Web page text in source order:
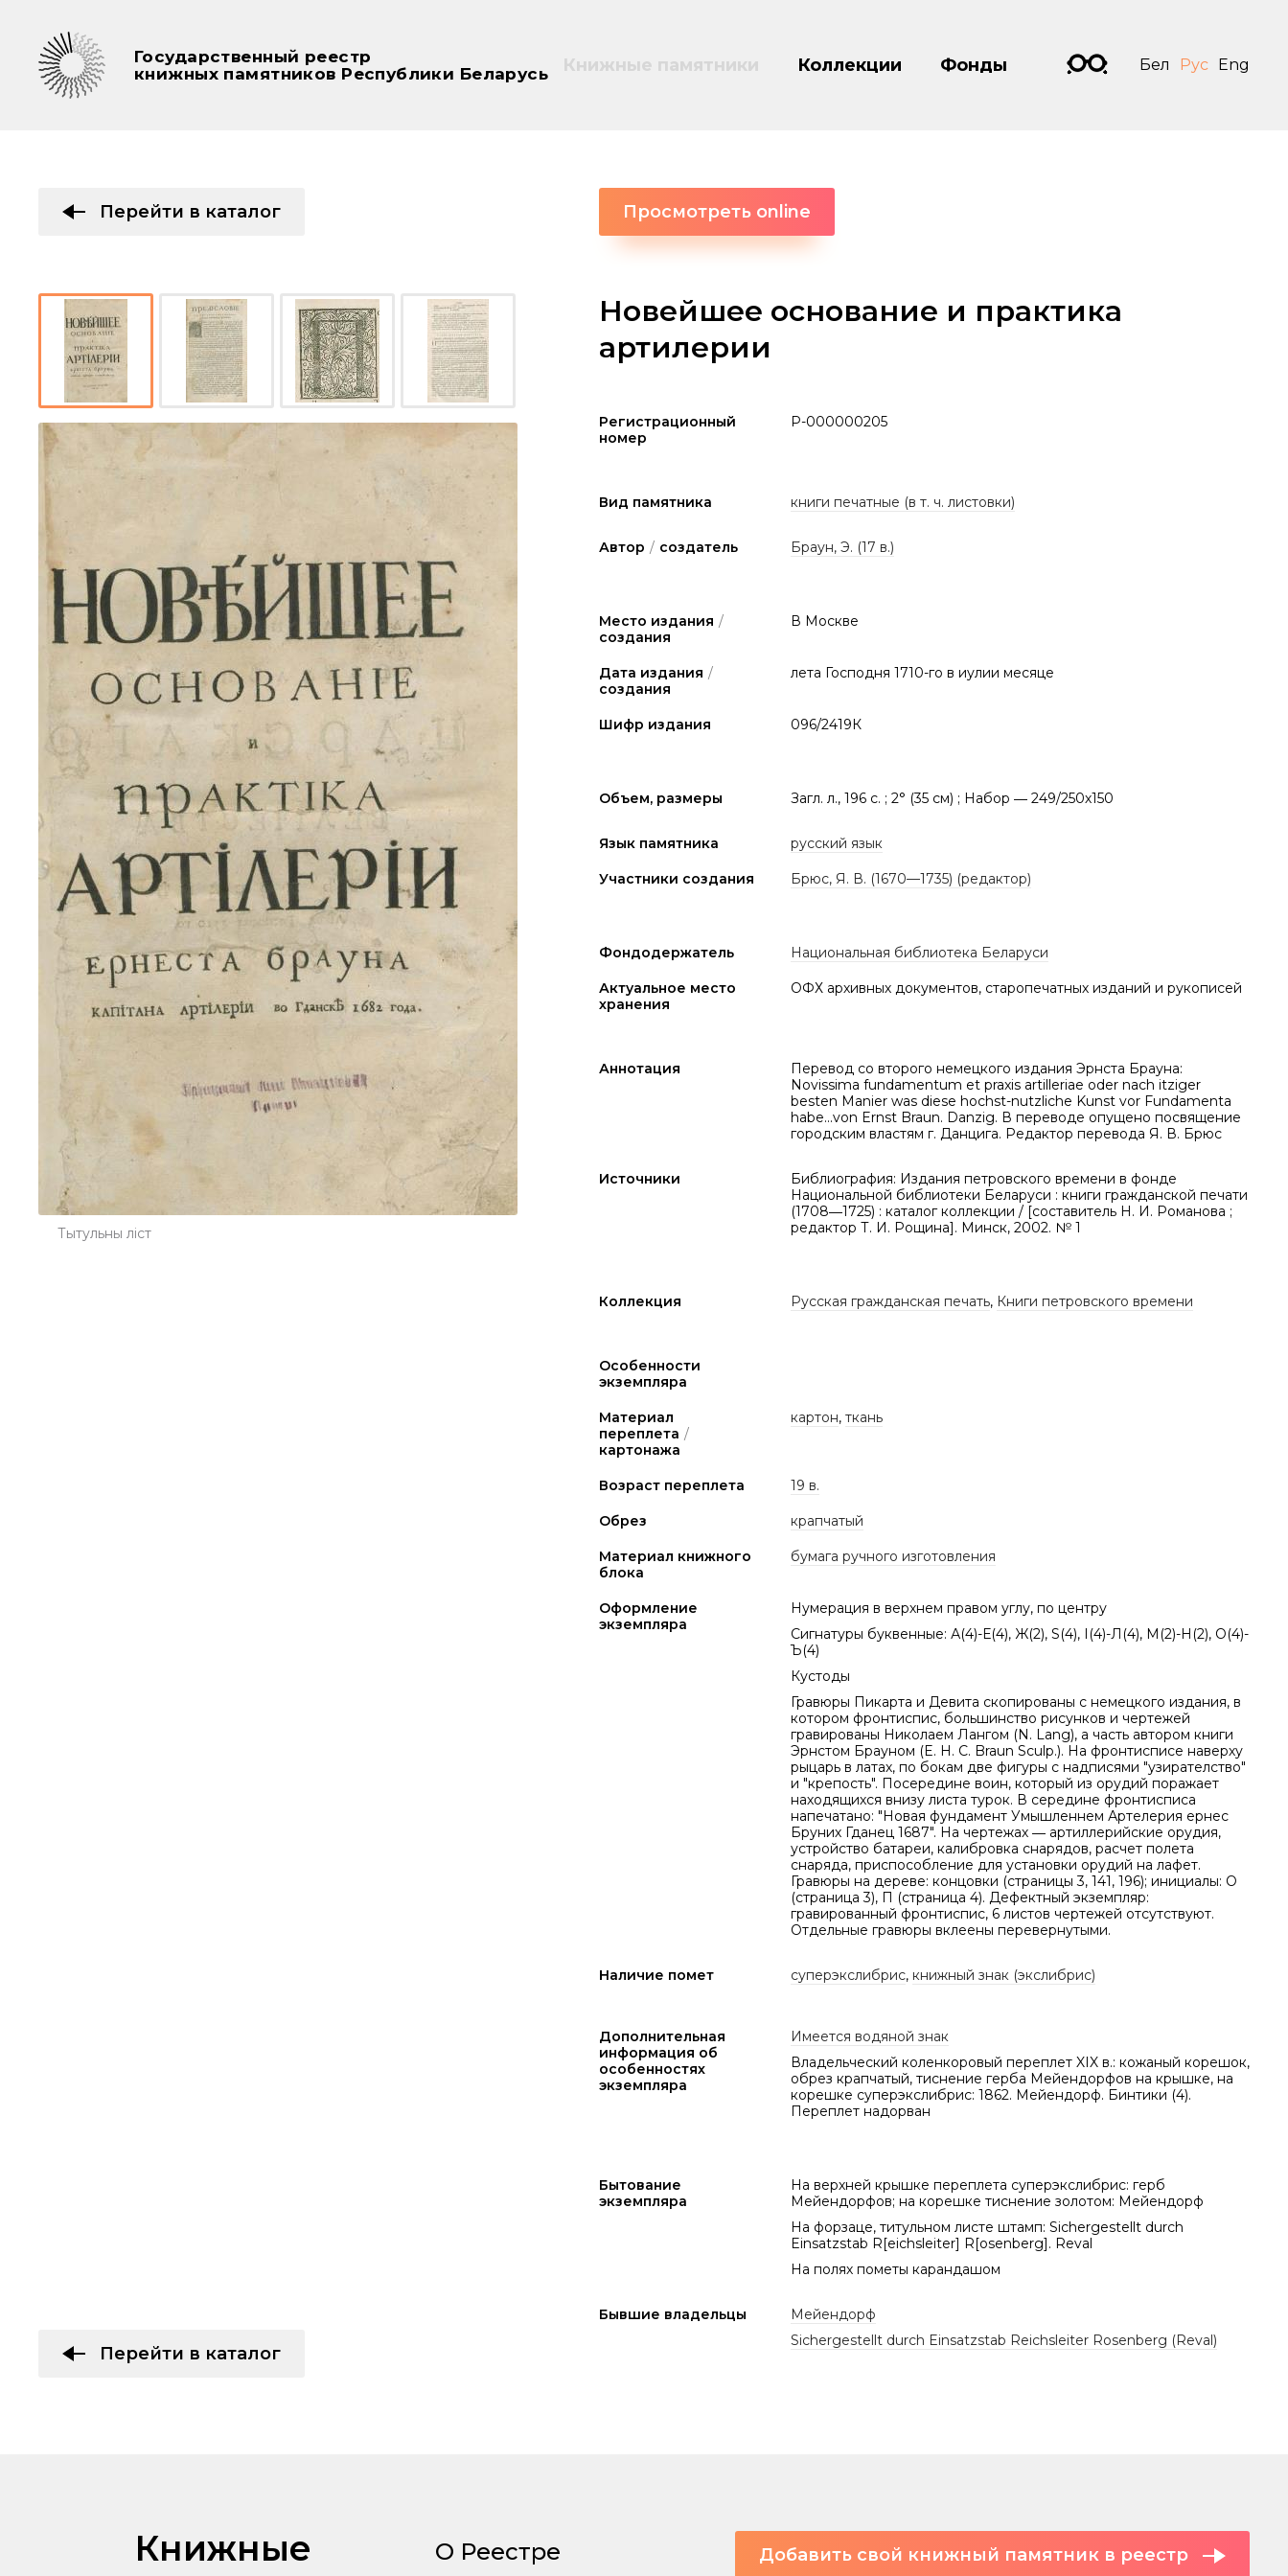
Государственный реестр
книжных памятников Республики Беларусь
Книжные памятники Коллекции Фонды Бел Рус Eng
Перейти в каталог
Тытульны ліст
Перейти в каталог
Просмотреть online
Новейшее основание и практика
артилерии
Регистрационный
номер
P-000000205
Вид памятника книги печатные (в т. ч. листовки)
Автор / создатель Браун, Э. (17 в.)
Место издания /
создания
В Москве
Дата издания /
создания
лета Господня 1710-го в иулии месяце
Шифр издания 096/2419К
Объем, размеры Загл. л., 196 с. ; 2° (35 см) ; Набор ― 249/250х150
Язык памятника русский язык
Участники создания Брюс, Я. В. (1670—1735) (редактор)
Фондодержатель Национальная библиотека Беларуси
Актуальное место
хранения
ОФХ архивных документов, старопечатных изданий и рукописей
Аннотация
Перевод со второго немецкого издания Эрнста Брауна:
Novissima fundamentum et praxis artilleriae oder nach itziger
besten Manier was diese hochst-nutzliche Kunst vor Fundamenta
habe...von Ernst Braun. Danzig. В переводе опущено посвящение
городским властям г. Данцига. Редактор перевода Я. В. Брюс
Источники
Библиография: Издания петровского времени в фонде
Национальной библиотеки Беларуси : книги гражданской печати
(1708―1725) : каталог коллекции / [составитель Н. И. Романова ;
редактор Т. И. Рощина]. Минск, 2002. № 1
Коллекция Русская гражданская печать, Книги петровского времени
Особенности
экземпляра
Материал
переплета /
картонажа
картон, ткань
Возраст переплета 19 в.
Обрез крапчатый
Материал книжного
блока
бумага ручного изготовления
Оформление
экземпляра
Нумерация в верхнем правом углу, по центру
Сигнатуры буквенные: А(4)-Е(4), Ж(2), S(4), І(4)-Л(4), М(2)-Н(2), О(4)-
Ъ(4)
Кустоды
Гравюры Пикарта и Девита скопированы с немецкого издания, в
котором фронтиспис, большинство рисунков и чертежей
гравированы Николаем Лангом (N. Lang), а часть автором книги
Эрнстом Брауном (E. H. C. Braun Sculp.). На фронтисписе наверху
рыцарь в латах, по бокам две фигуры с надписями "узирателство"
и "крепость". Посередине воин, который из орудий поражает
находящихся внизу листа турок. В середине фронтисписа
напечатано: "Новая фундамент Умышленнем Артелерия ернес
Бруних Гданец 1687". На чертежах ― артиллерийские орудия,
устройство батареи, калибровка снарядов, расчет полета
снаряда, приспособление для установки орудий на лафет.
Гравюры на дереве: концовки (страницы 3, 141, 196); инициалы: О
(страница 3), П (страница 4). Дефектный экземпляр:
гравированный фронтиспис, 6 листов чертежей отсутствуют.
Отдельные гравюры вклеены перевернутыми.
Наличие помет суперэкслибрис, книжный знак (экслибрис)
Дополнительная
информация об
особенностях
экземпляра
Имеется водяной знак
Владельческий коленкоровый переплет XIX в.: кожаный корешок,
обрез крапчатый, тиснение герба Мейендорфов на крышке, на
корешке суперэкслибрис: 1862. Мейендорф. Бинтики (4).
Переплет надорван
Бытование
экземпляра
На верхней крышке переплета суперэкслибрис: герб
Мейендорфов; на корешке тиснение золотом: Мейендорф
На форзаце, титульном листе штамп: Sichergestellt durch
Einsatzstab R[eichsleiter] R[osenberg]. Reval
На полях пометы карандашом
Бывшие владельцы
Мейендорф
Sichergestellt durch Einsatzstab Reichsleiter Rosenberg (Reval)
Книжные
О Реестре Добавить свой книжный памятник в реестр